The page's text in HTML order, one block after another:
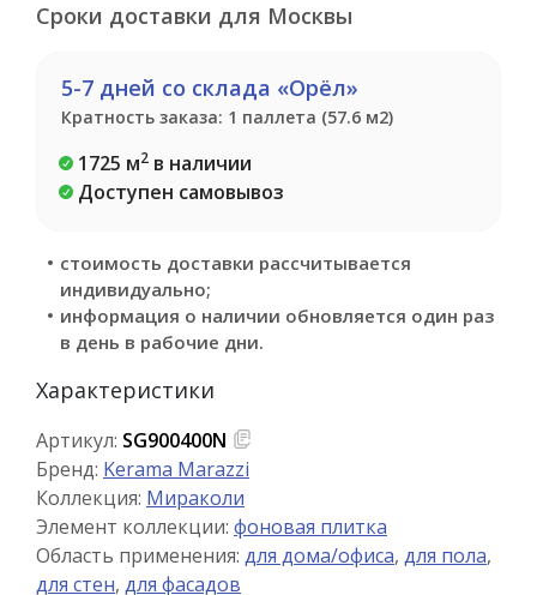
Сроки доставки для Москвы
5-7 дней со склада «Орёл»
Кратность заказа: 1 паллета (57.6 м2)
1725 м2 в наличии
Доступен самовывоз
стоимость доставки рассчитывается
индивидуально;
информация о наличии обновляется один раз
в день в рабочие дни.
Характеристики
Артикул: SG900400N
Бренд: Kerama Marazzi
Коллекция: Мираколи
Элемент коллекции: фоновая плитка
Область применения: для дома/офиса, для пола,
для стен, для фасадов